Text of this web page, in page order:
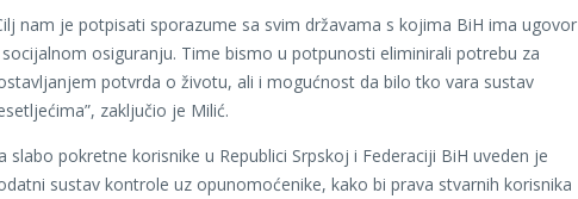
nam je potpisati sporazume sa svim državama s kojima BiH ima ugovor
osiguranju. Time bismo u potpunosti eliminirali potrebu za
potvrda o životu, ali i mogućnost da bilo tko vara sustav
zaključio je Milić.
slabo pokretne korisnike u Republici Srpskoj i Federaciji BiH uveden je
sustav kontrole uz opunomoćenike, kako bi prava stvarnih korisnika